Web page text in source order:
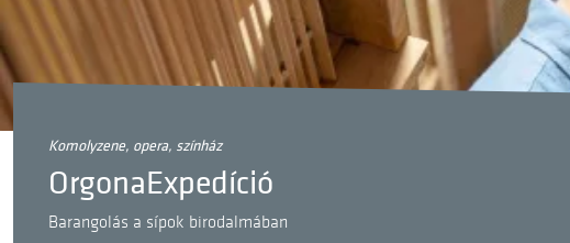
komolyzene, opera, színház
OrgonaExpedíció
Barangolás a sípok birodalmában